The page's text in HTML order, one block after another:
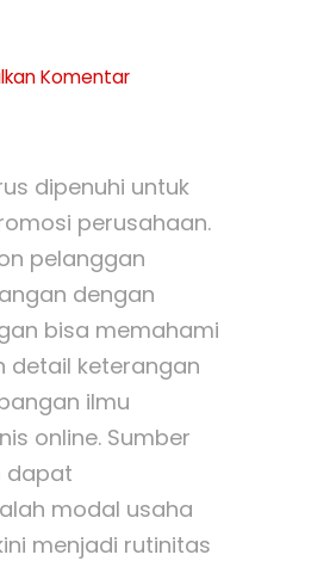
Komentar
dipenuhi untuk
perusahaan.
pelanggan
dengan
bisa memahami
detail keterangan
ilmu
online. Sumber
dapat
modal usaha
menjadi rutinitas